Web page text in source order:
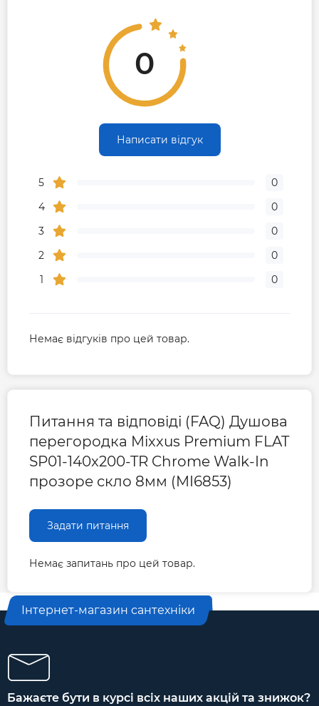
0
Написати відгук
5
0
4
0
3
0
2
0
1
0
Немає відгуків про цей товар.
Питання та відповіді (FAQ) Душова
перегородка Mixxus Premium FLAT
SP01-140x200-TR Chrome Walk-In
прозоре скло 8мм (MI6853)
Задати питання
Немає запитань про цей товар.
Інтернет-магазин сантехніки
Бажаєте бути в курсі всіх наших акцій та знижок?